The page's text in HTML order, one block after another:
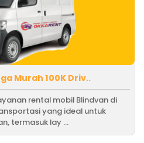
Murah 100K Driv..
rental mobil Blindvan di
yang ideal untuk
termasuk lay ...